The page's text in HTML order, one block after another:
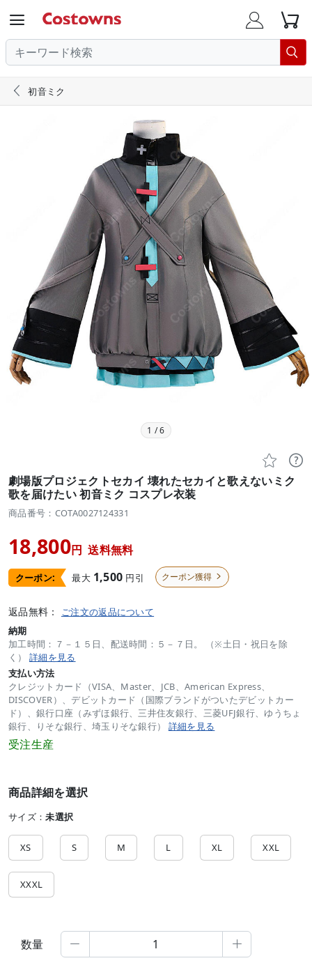
  

 初音ミク
1 /6
 
劇場版プロジェクトセカイ 壊れたセカイと歌えないミク
歌を届けたい 初音ミク コスプレ衣装
商品番号：COTA0027124331
18,800円 送料無料
クーポン: 最大 1,500 円引 クーポン獲得 
返品無料： ご注文の返品について
納期
加工時間：７－１５日、配送時間：５－７日。 （※土日・祝日を除
く） 詳細を見る
支払い方法
クレジットカード（VISA、Master、JCB、American Express、
DISCOVER）、デビットカード（国際ブランドがついたデビットカー
ド）、銀行口座（みずほ銀行、三井住友銀行、三菱UFJ銀行、ゆうちょ
銀行、りそな銀行、埼玉りそな銀行） 詳細を見る
受注生産
商品詳細を選択
サイズ：未選択
XS S M L XL XXL
XXXL
数量  